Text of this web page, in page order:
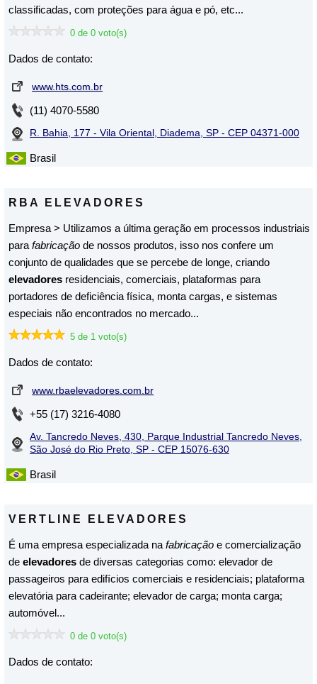
classificadas, com proteções para água e pó, etc...
0 de 0 voto(s)
Dados de contato:
www.hts.com.br
(11) 4070-5580
R. Bahia, 177 - Vila Oriental, Diadema, SP - CEP 04371-000
Brasil
RBA ELEVADORES
Empresa > Utilizamos a última geração em processos industriais
para fabricação de nossos produtos, isso nos confere um
conjunto de qualidades que se percebe de longe, criando
elevadores residenciais, comerciais, plataformas para
portadores de deficiência física, monta cargas, e sistemas
especiais não encontrados no mercado...
5 de 1 voto(s)
Dados de contato:
www.rbaelevadores.com.br
+55 (17) 3216-4080
Av. Tancredo Neves, 430, Parque Industrial Tancredo Neves,
São José do Rio Preto, SP - CEP 15076-630
Brasil
VERTLINE ELEVADORES
É uma empresa especializada na fabricação e comercialização
de elevadores de diversas categorias como: elevador de
passageiros para edifícios comerciais e residenciais; plataforma
elevatória para cadeirante; elevador de carga; monta carga;
automóvel...
0 de 0 voto(s)
Dados de contato: